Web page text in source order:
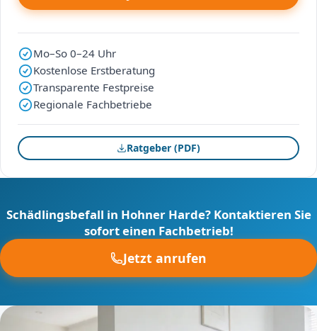
Mo–So 0–24 Uhr
Kostenlose Erstberatung
Transparente Festpreise
Regionale Fachbetriebe
Ratgeber (PDF)
Schädlingsbefall in Hohner Harde? Kontaktieren Sie
sofort einen Fachbetrieb!
Jetzt anrufen